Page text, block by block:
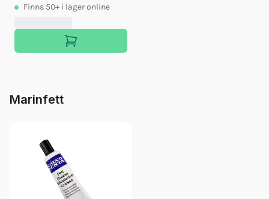
Finns 50+ i lager online
Marinfett